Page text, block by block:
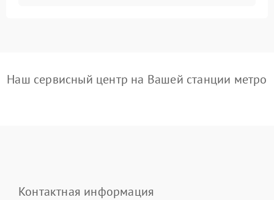
Наш сервисный центр на Вашей станции метро
Контактная информация